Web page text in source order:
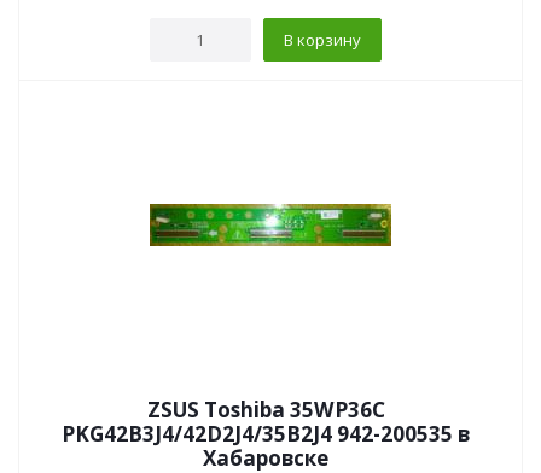
В корзину
ZSUS Toshiba 35WP36C
PKG42B3J4/42D2J4/35B2J4 942-200535 в
Хабаровске